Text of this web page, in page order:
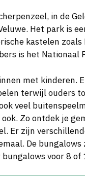
in de
Het park is
kastelen
is het Nationaal
met kinderen.
terwijl ouders
veel
Zo ontdek je
Er zijn
De
voor 8 of